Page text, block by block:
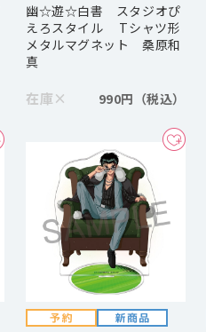
幽☆遊☆白書 スタジオぴ
えろスタイル Tシャツ形
メタルマグネット 桑原和
真
在庫× 990円